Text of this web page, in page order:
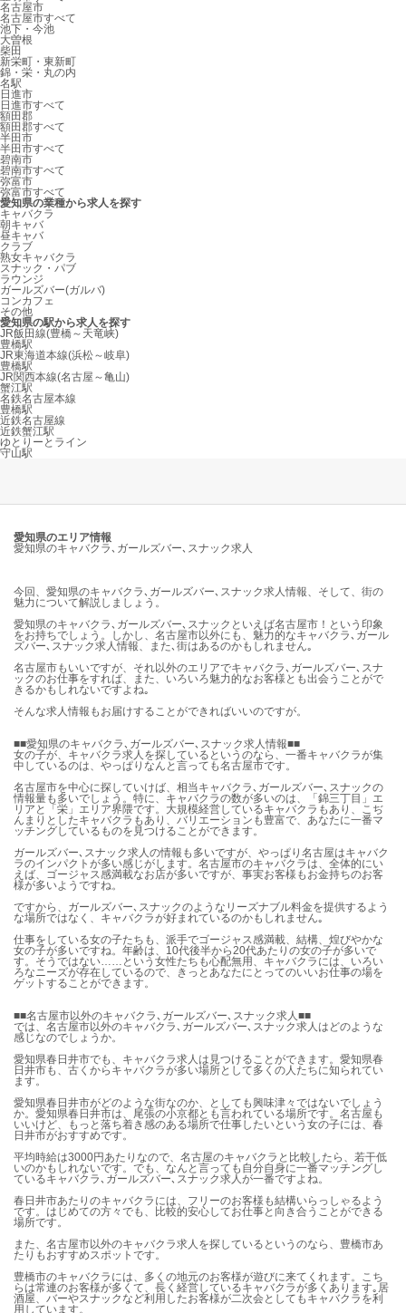
名古屋市
名古屋市すべて
池下・今池
大曽根
柴田
新栄町・東新町
錦・栄・丸の内
名駅
日進市
日進市すべて
額田郡
額田郡すべて
半田市
半田市すべて
碧南市
碧南市すべて
弥富市
弥富市すべて
愛知県の業種から求人を探す
キャバクラ
朝キャバ
昼キャバ
クラブ
熟女キャバクラ
スナック・パブ
ラウンジ
ガールズバー(ガルバ)
コンカフェ
その他
愛知県の駅から求人を探す
JR飯田線(豊橋～天竜峡)
豊橋駅
JR東海道本線(浜松～岐阜)
豊橋駅
JR関西本線(名古屋～亀山)
蟹江駅
名鉄名古屋本線
豊橋駅
近鉄名古屋線
近鉄蟹江駅
ゆとりーとライン
守山駅
愛知県のエリア情報
愛知県のキャバクラ､ガールズバー､スナック求人
今回、愛知県のキャバクラ､ガールズバー､スナック求人情報、そして、街の
魅力について解説しましょう。
愛知県のキャバクラ､ガールズバー､スナックといえば名古屋市！という印象
をお持ちでしょう。しかし、名古屋市以外にも、魅力的なキャバクラ､ガール
ズバー､スナック求人情報、また､街はあるのかもしれません｡
名古屋市もいいですが、それ以外のエリアでキャバクラ､ガールズバー､スナ
ックのお仕事をすれば、また、いろいろ魅力的なお客様とも出会うことがで
きるかもしれないですよね｡
そんな求人情報もお届けすることができればいいのですが。
■■愛知県のキャバクラ､ガールズバー､スナック求人情報■■
女の子が、キャバクラ求人を探しているというのなら、一番キャバクラが集
中しているのは、やっぱりなんと言っても名古屋市です。
名古屋市を中心に探していけば、相当キャバクラ､ガールズバー､スナックの
情報量も多いでしょう。特に、キャバクラの数が多いのは、「錦三丁目」エ
リアと「栄」エリア界隈です。大規模経営しているキャバクラもあり、こぢ
んまりとしたキャバクラもあり、バリエーションも豊富で、あなたに一番マ
ッチングしているものを見つけることができます。
ガールズバー､スナック求人の情報も多いですが、やっぱり名古屋はキャバク
ラのインパクトが多い感じがします。名古屋市のキャバクラは、全体的にい
えば、ゴージャス感満載なお店が多いですが、事実お客様もお金持ちのお客
様が多いようですね。
ですから、ガールズバー､スナックのようなリーズナブル料金を提供するよう
な場所ではなく、キャバクラが好まれているのかもしれません｡
仕事をしている女の子たちも、派手でゴージャス感満載、結構、煌びやかな
女の子が多いですね。年齢は、10代後半から20代あたりの女の子が多いで
す。そうではない……という女性たちも心配無用、キャバクラには、いろい
ろなニーズが存在しているので、きっとあなたにとってのいいお仕事の場を
ゲットすることができます。
■■名古屋市以外のキャバクラ､ガールズバー､スナック求人■■
では、名古屋市以外のキャバクラ､ガールズバー､スナック求人はどのような
感じなのでしょうか。
愛知県春日井市でも、キャバクラ求人は見つけることができます。愛知県春
日井市も、古くからキャバクラが多い場所として多くの人たちに知られてい
ます。
愛知県春日井市がどのような街なのか、としても興味津々ではないでしょう
か。愛知県春日井市は、尾張の小京都とも言われている場所です。名古屋も
いいけど、もっと落ち着き感のある場所で仕事したいという女の子には、春
日井市がおすすめです。
平均時給は3000円あたりなので、名古屋のキャバクラと比較したら、若干低
いのかもしれないです。でも、なんと言っても自分自身に一番マッチングし
ているキャバクラ､ガールズバー､スナック求人が一番ですよね。
春日井市あたりのキャバクラには、フリーのお客様も結構いらっしゃるよう
です。はじめての方々でも、比較的安心してお仕事と向き合うことができる
場所です。
また、名古屋市以外のキャバクラ求人を探しているというのなら、豊橋市あ
たりもおすすめスポットです。
豊橋市のキャバクラには、多くの地元のお客様が遊びに来てくれます。こち
らは常連のお客様が多くて、長く経営しているキャバクラが多くあります｡居
酒屋、バーやスナックなど利用したお客様が二次会としてもキャバクラを利
用しています。